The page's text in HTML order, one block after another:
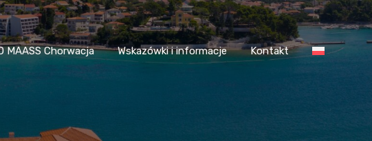
O MAASS Chorwacja Wskazówki i informacje Kontakt
MAASS Chorwacja Wskazówki i informacje Kontakt